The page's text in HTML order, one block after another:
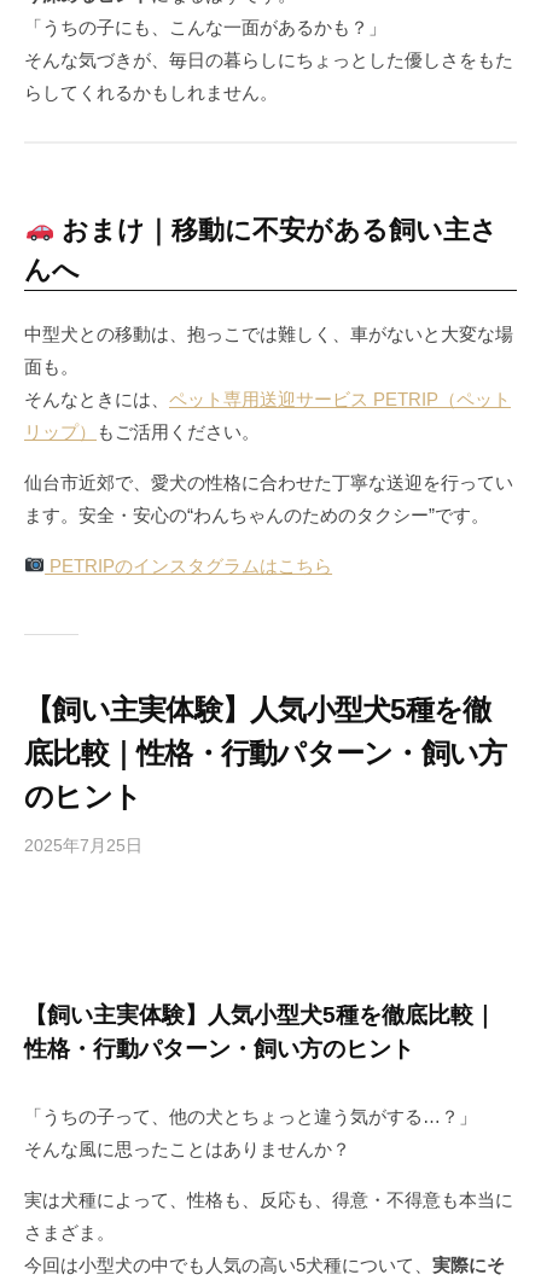
「うちの子にも、こんな一面があるかも？」
そんな気づきが、毎日の暮らしにちょっとした優しさをもた
らしてくれるかもしれません。
おまけ｜移動に不安がある飼い主さ
んへ
中型犬との移動は、抱っこでは難しく、車がないと大変な場
面も。
そんなときには、 ペット専用送迎サービス PETRIP（ペット
リップ）
もご活用ください。
仙台市近郊で、愛犬の性格に合わせた丁寧な送迎を行ってい
ます。安全・安心の“わんちゃんのためのタクシー”です。
PETRIPのインスタグラムはこちら
【飼い主実体験】人気小型犬5種を徹
底比較｜性格・行動パターン・飼い方
のヒント
2025年7月25日
I
P
【飼い主実体験】人気小型犬5種を徹底比較｜
性格・行動パターン・飼い方のヒント
「うちの子って、他の犬とちょっと違う気がする…？」
そんな風に思ったことはありませんか？
実は犬種によって、性格も、反応も、得意・不得意も本当に
さまざま。
今回は小型犬の中でも人気の高い5犬種について、 実際にそ